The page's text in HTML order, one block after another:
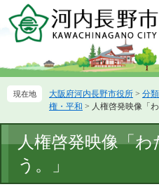
ー
先
ニ
を
て
大阪府河内長野市役所 > 分
権・平和 > 人権啓発映像「
文
人権啓発映像「
う。」